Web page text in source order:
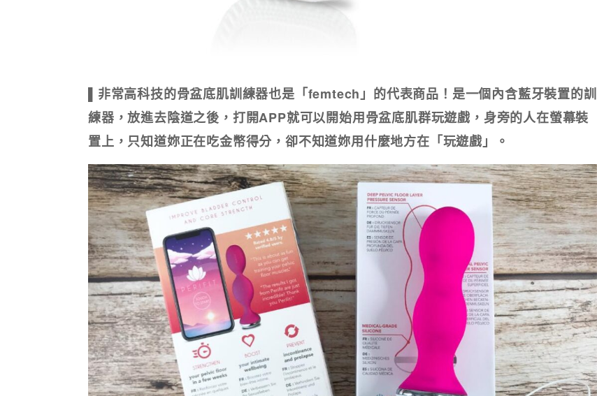
▌非常高科技的骨盆底肌訓練器也是「femtech」的代表商品！是一個內含藍牙裝置的訓
練器，放進去陰道之後，打開APP就可以開始用骨盆底肌群玩遊戲，身旁的人在螢幕裝
置上，只知道妳正在吃金幣得分，卻不知道妳用什麼地方在「玩遊戲」。